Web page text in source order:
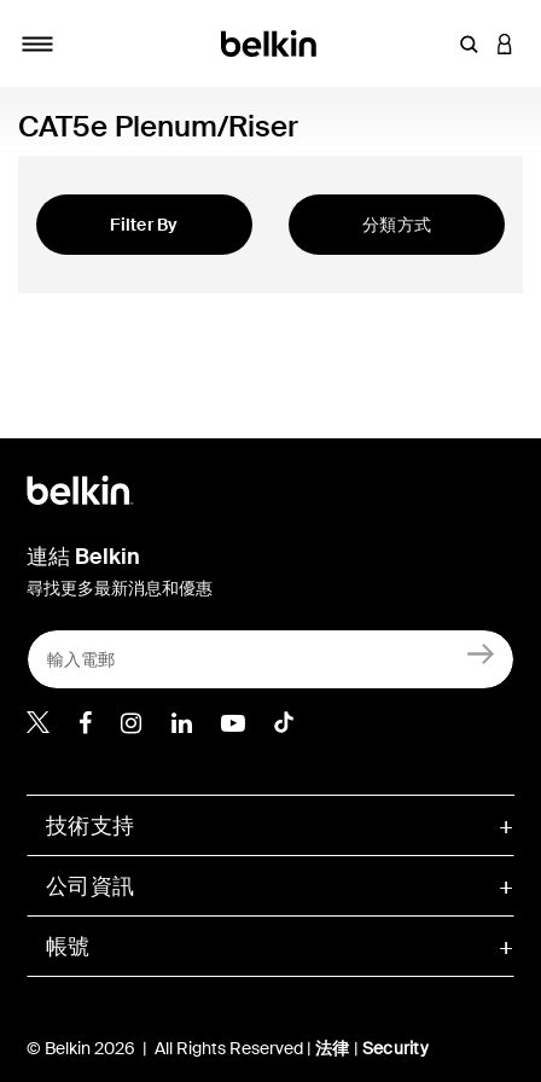
輸入關鍵
登入
CAT5e Plenum/Riser
Filter By
分類方式
帳號
技術支持
公司資訊
© Belkin 2026 | All Rights Reserved | 法律 | Security
連結 Belkin
尋找更多最新消息和優惠
Belkin Twitter
Belkin Hong Kong
Belkin Instagram
Belkin Hong Kong
Belkin Youtube
Belkin TikTok